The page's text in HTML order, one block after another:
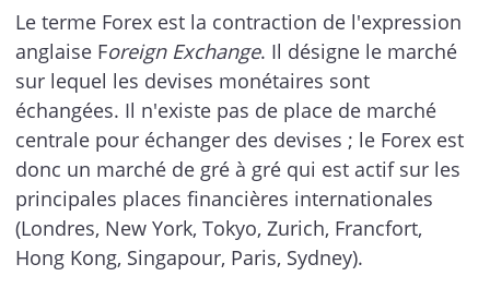
Le terme Forex est la contraction de l'expression
anglaise Foreign Exchange. Il désigne le marché
sur lequel les devises monétaires sont
échangées. Il n'existe pas de place de marché
centrale pour échanger des devises ; le Forex est
donc un marché de gré à gré qui est actif sur les
principales places financières internationales
(Londres, New York, Tokyo, Zurich, Francfort,
Hong Kong, Singapour, Paris, Sydney).